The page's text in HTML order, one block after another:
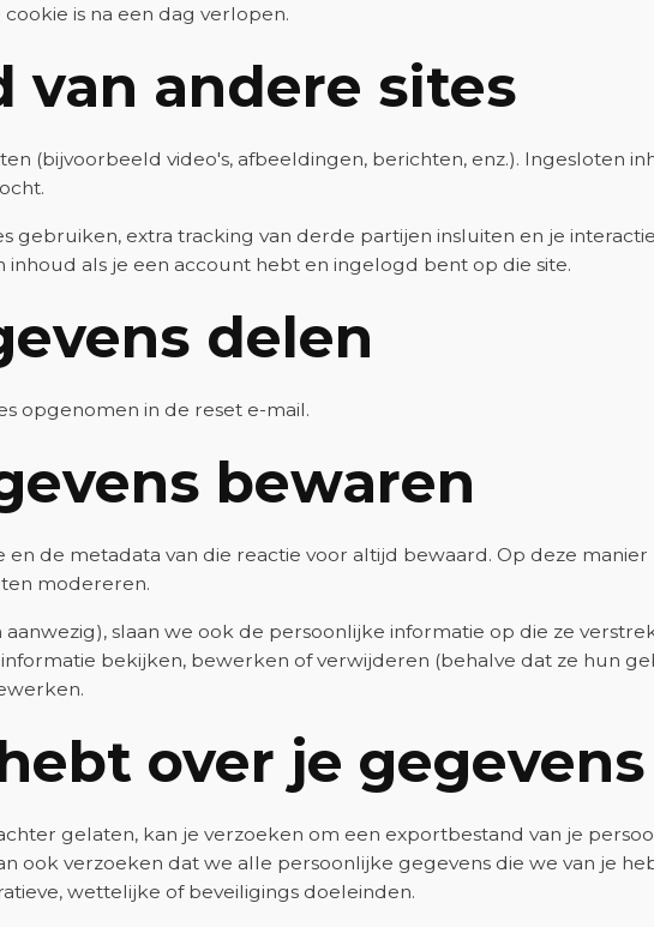
is na een dag verlopen.
van andere sites
(bijvoorbeeld video's, afbeeldingen, berichten, enz.). Ingesloten
gebruiken, extra tracking van derde partijen insluiten en je
als je een account hebt en ingelogd bent op die site.
delen
opgenomen in de reset e-mail.
bewaren
de metadata van die reactie voor altijd bewaard. Op deze
modereren.
slaan we ook de persoonlijke informatie op die ze
bekijken, bewerken of verwijderen (behalve dat ze hun
over je gegevens
gelaten, kan je verzoeken om een exportbestand van je
ook verzoeken dat we alle persoonlijke gegevens die we van je
wettelijke of beveiligings doeleinden.